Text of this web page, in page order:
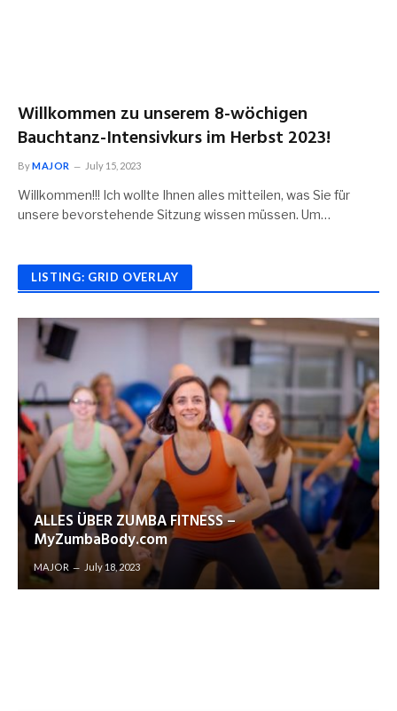
Willkommen zu unserem 8-wöchigen
Bauchtanz-Intensivkurs im Herbst 2023!
ByMAJOR July 15, 2023
Willkommen!!! Ich wollte Ihnen alles mitteilen, was Sie für
unsere bevorstehende Sitzung wissen müssen. Um…
LISTING: GRID OVERLAY
ALLES ÜBER ZUMBA FITNESS –
MyZumbaBody.com
MAJOR July 18, 2023